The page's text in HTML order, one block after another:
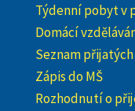
Týdenní pobyt v
Domácí
Seznam
Zápis do MŠ
Rozhodnutí o